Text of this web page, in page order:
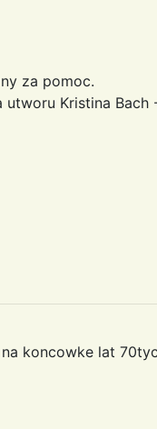
za pomoc.
Kristina Bach
koncowke lat